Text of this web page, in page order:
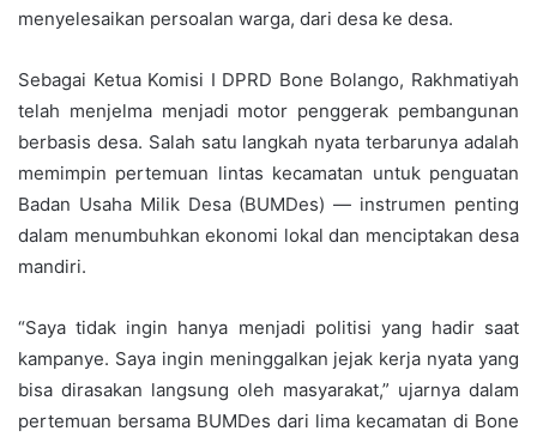
menyelesaikan persoalan warga, dari desa ke desa.
Sebagai Ketua Komisi I DPRD Bone Bolango, Rakhmatiyah
telah menjelma menjadi motor penggerak pembangunan
berbasis desa. Salah satu langkah nyata terbarunya adalah
memimpin pertemuan lintas kecamatan untuk penguatan
Badan Usaha Milik Desa (BUMDes) — instrumen penting
dalam menumbuhkan ekonomi lokal dan menciptakan desa
mandiri.
“Saya tidak ingin hanya menjadi politisi yang hadir saat
kampanye. Saya ingin meninggalkan jejak kerja nyata yang
bisa dirasakan langsung oleh masyarakat,” ujarnya dalam
pertemuan bersama BUMDes dari lima kecamatan di Bone